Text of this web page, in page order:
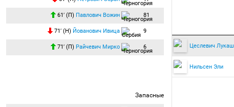
61′ (П) Павлович Вожин 81
71′ (Н) Йованович Ивица 9
71′ (П) Райчевич Мирко 6
Запасные
Цеслевич Лукаш
Нильсен Эли